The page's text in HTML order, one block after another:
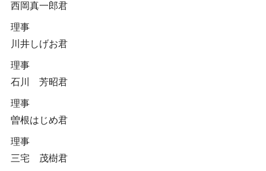
西岡真一郎君
理事
川井しげお君
理事
石川 芳昭君
理事
曽根はじめ君
理事
三宅 茂樹君